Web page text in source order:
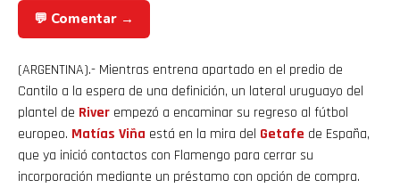
💬 Comentar →
(ARGENTINA).- Mientras entrena apartado en el predio de
Cantilo a la espera de una definición, un lateral uruguayo del
plantel de River empezó a encaminar su regreso al fútbol
europeo. Matías Viña está en la mira del Getafe de España,
que ya inició contactos con Flamengo para cerrar su
incorporación mediante un préstamo con opción de compra.